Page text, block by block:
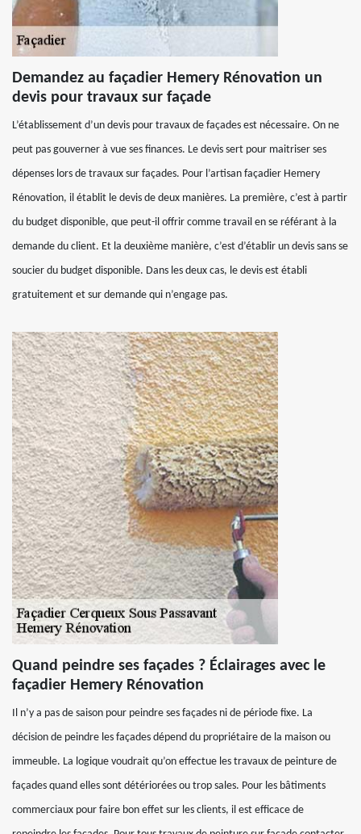
Demandez au façadier Hemery Rénovation un
devis pour travaux sur façade
L’établissement d’un devis pour travaux de façades est nécessaire. On ne
peut pas gouverner à vue ses finances. Le devis sert pour maitriser ses
dépenses lors de travaux sur façades. Pour l’artisan façadier Hemery
Rénovation, il établit le devis de deux manières. La première, c’est à partir
du budget disponible, que peut-il offrir comme travail en se référant à la
demande du client. Et la deuxième manière, c’est d’établir un devis sans se
soucier du budget disponible. Dans les deux cas, le devis est établi
gratuitement et sur demande qui n’engage pas.
Quand peindre ses façades ? Éclairages avec le
façadier Hemery Rénovation
Il n’y a pas de saison pour peindre ses façades ni de période fixe. La
décision de peindre les façades dépend du propriétaire de la maison ou
immeuble. La logique voudrait qu’on effectue les travaux de peinture de
façades quand elles sont détériorées ou trop sales. Pour les bâtiments
commerciaux pour faire bon effet sur les clients, il est efficace de